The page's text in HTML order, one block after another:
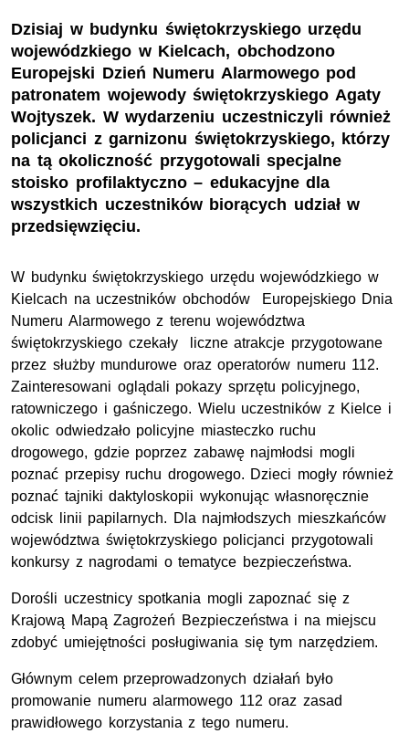
Dzisiaj w budynku świętokrzyskiego urzędu
wojewódzkiego w Kielcach, obchodzono
Europejski Dzień Numeru Alarmowego pod
patronatem wojewody świętokrzyskiego Agaty
Wojtyszek. W wydarzeniu uczestniczyli również
policjanci z garnizonu świętokrzyskiego, którzy
na tą okoliczność przygotowali specjalne
stoisko profilaktyczno – edukacyjne dla
wszystkich uczestników biorących udział w
przedsięwzięciu.
W budynku świętokrzyskiego urzędu wojewódzkiego w
Kielcach na uczestników obchodów Europejskiego Dnia
Numeru Alarmowego z terenu województwa
świętokrzyskiego czekały liczne atrakcje przygotowane
przez służby mundurowe oraz operatorów numeru 112.
Zainteresowani oglądali pokazy sprzętu policyjnego,
ratowniczego i gaśniczego. Wielu uczestników z Kielce i
okolic odwiedzało policyjne miasteczko ruchu
drogowego, gdzie poprzez zabawę najmłodsi mogli
poznać przepisy ruchu drogowego. Dzieci mogły również
poznać tajniki daktyloskopii wykonując własnoręcznie
odcisk linii papilarnych. Dla najmłodszych mieszkańców
województwa świętokrzyskiego policjanci przygotowali
konkursy z nagrodami o tematyce bezpieczeństwa.
Dorośli uczestnicy spotkania mogli zapoznać się z
Krajową Mapą Zagrożeń Bezpieczeństwa i na miejscu
zdobyć umiejętności posługiwania się tym narzędziem.
Głównym celem przeprowadzonych działań było
promowanie numeru alarmowego 112 oraz zasad
prawidłowego korzystania z tego numeru.